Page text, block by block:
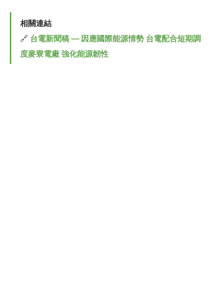
相關連結
🔗 台電新聞稿 — 因應國際能源情勢 台電配合短期調
度麥寮電廠 強化能源韌性